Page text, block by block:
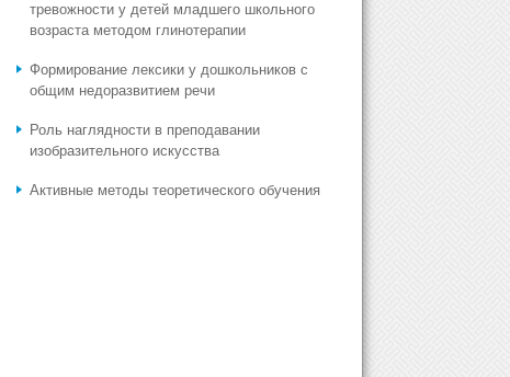
тревожности у детей младшего школьного
возраста методом глинотерапии
Формирование лексики у дошкольников с
общим недоразвитием речи
Роль наглядности в преподавании
изобразительного искусства
Активные методы теоретического обучения